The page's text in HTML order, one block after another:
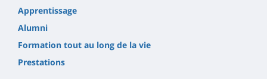
Apprentissage
Alumni
Formation tout au long de la vie
Prestations